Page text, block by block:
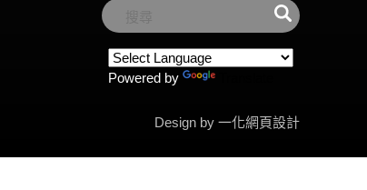
Powered by
Design by 一化網頁設計